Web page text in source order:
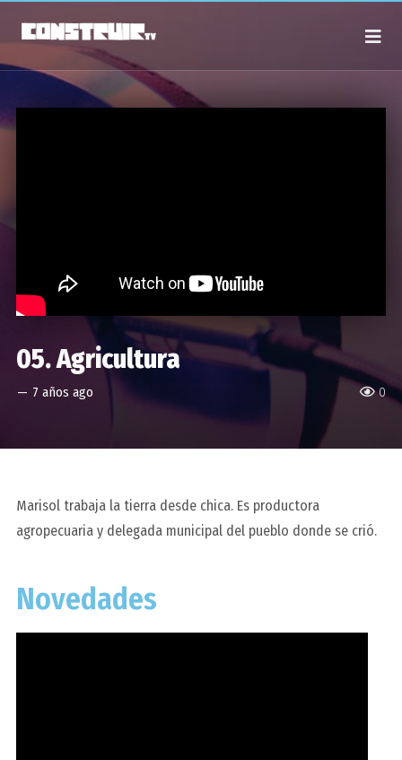
0
05. Agricultura
— 7 años ago
Marisol trabaja la tierra desde chica. Es productora
agropecuaria y delegada municipal del pueblo donde se crió.
Novedades